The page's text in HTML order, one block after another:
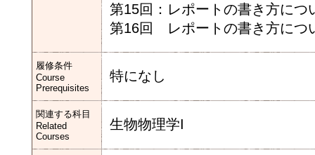
第15回：レポートの書き方につ
第16回 レポートの書き方につ
履修条件
Course
Prerequisites
特になし
関連する科目
Related
Courses
生物物理学I